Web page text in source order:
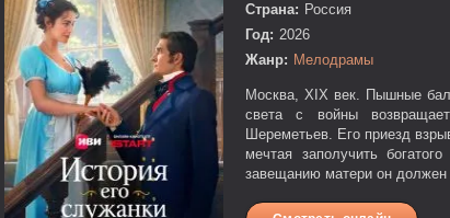
Страна: Россия
Год: 2026
Жанр: Мелодрамы
Москва, XIX век. Пышные
света с войны
Шереметьев. Его приезд
мечтая заполучить
завещанию матери он должен